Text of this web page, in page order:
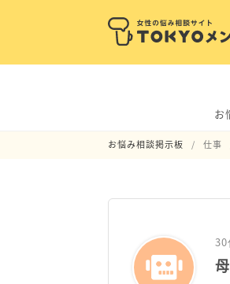
お
お悩み相談掲示板 仕事
30